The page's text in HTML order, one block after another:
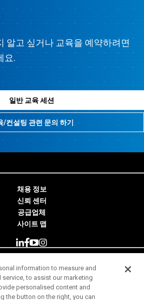
알고 싶거나 교육을 예약하려면
요.
일반 교육 세션
/컨설팅 관련 문의 하기
채용 정보
신뢰 센터
공급업체
사이트 맵
LLC. All Rights Reserved.
사용 약관
information to measure and
to assist our marketing
personalised content and
the button on the right, you can